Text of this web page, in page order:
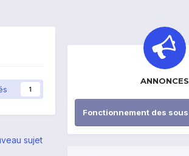
1
sujet
ANNONCES
Fonctionnement des